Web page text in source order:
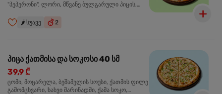
"პეპერონი", ლორი, მწვანე ბულგარული პიცის,
🌶️ სუავე 2
პიცა ქათმისა და სოკოსი 40 სმ
39,9 ₾
ცომი, მოცარელა, ბეშამელის სოუსი, ქათმის ფილე
გამომცხვარი, ხახვი მარინადში, ქამა სოკო,